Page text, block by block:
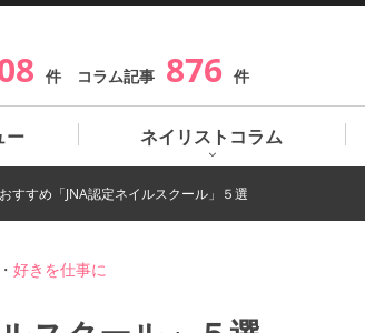
件 コラム記事 876 件
ー ネイリストコラム
すすめ「JNA認定ネイルスクール」５選
・ 好きを仕事に